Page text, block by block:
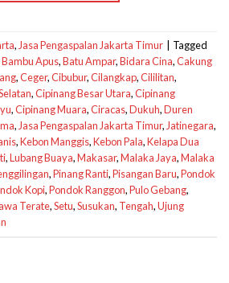
, Jasa Pengaspalan Jakarta Timur
Tagged
Bambu Apus,Batu Ampar,Bidara Cina,Cakung
,Ceger,Cibubur,Cilangkap,Cililitan,
,Cipinang Besar Utara,Cipinang
,Cipinang Muara,Ciracas,Dukuh,Duren
, Jasa Pengaspalan Jakarta Timur, Jatinegara,
,Kebon Manggis,Kebon Pala,Kelapa Dua
,Lubang Buaya,Makasar,Malaka Jaya,Malaka
,Pinang Ranti,Pisangan Baru,Pondok
Kopi,Pondok Ranggon,Pulo Gebang,
Terate,Setu,Susukan, Tengah,Ujung